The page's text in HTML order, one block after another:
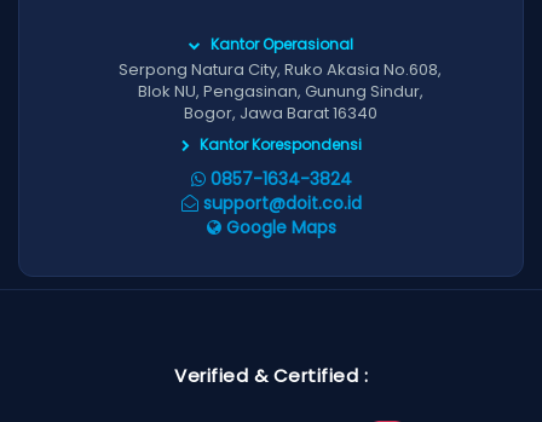
Kantor Operasional
Serpong Natura City, Ruko Akasia No.608,
Blok NU, Pengasinan, Gunung Sindur,
Bogor, Jawa Barat 16340
Kantor Korespondensi
0857-1634-3824
support@doit.co.id
Google Maps
Verified & Certified :